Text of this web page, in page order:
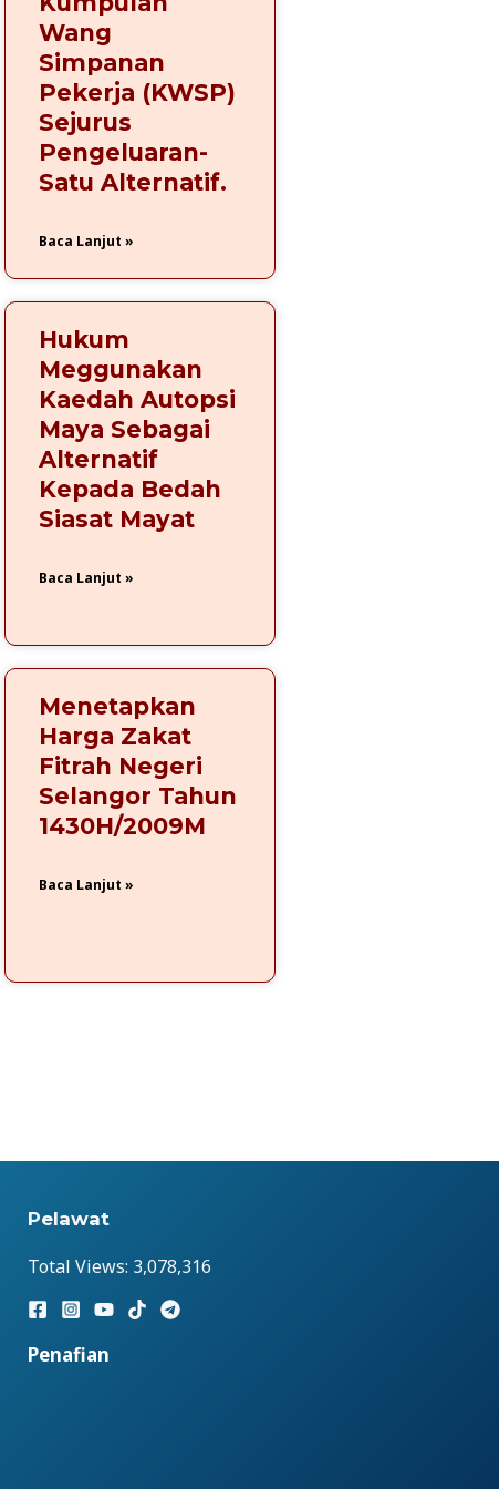
Wang
Simpanan
Pekerja (KWSP)
Sejurus
Pengeluaran-
Satu Alternatif.
Baca Lanjut »
Hukum
Meggunakan
Kaedah Autopsi
Maya Sebagai
Alternatif
Kepada Bedah
Siasat Mayat
Baca Lanjut »
Menetapkan
Harga Zakat
Fitrah Negeri
Selangor Tahun
1430H/2009M
Baca Lanjut »
Pelawat
Total Views: 3,078,316
Penafian